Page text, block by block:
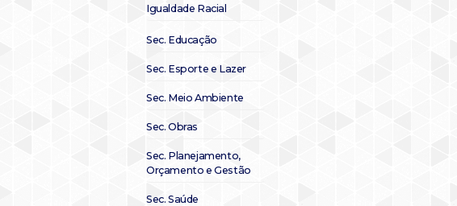
Igualdade Racial
Sec. Educação
Sec. Esporte e Lazer
Sec. Meio Ambiente
Sec. Obras
Sec. Planejamento,
Orçamento e Gestão
Sec. Saúde